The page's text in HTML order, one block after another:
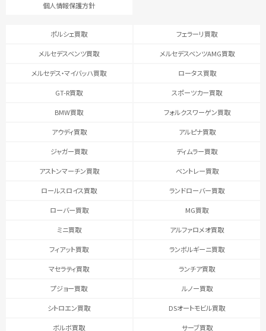
個人情報保護方針
ポルシェ買取 フェラーリ買取
メルセデスベンツ買取 メルセデスベンツAMG買取
メルセデス・マイバッハ買取 ロータス買取
GT-R買取 スポーツカー買取
BMW買取 フォルクスワーゲン買取
アウディ買取 アルピナ買取
ジャガー買取 ディムラー買取
アストンマーチン買取 ベントレー買取
ロールスロイス買取 ランドローバー買取
ローバー買取 MG買取
ミニ買取 アルファロメオ買取
フィアット買取 ランボルギーニ買取
マセラティ買取 ランチア買取
プジョー買取 ルノー買取
シトロエン買取 DSオートモビル買取
ボルボ買取 サーブ買取